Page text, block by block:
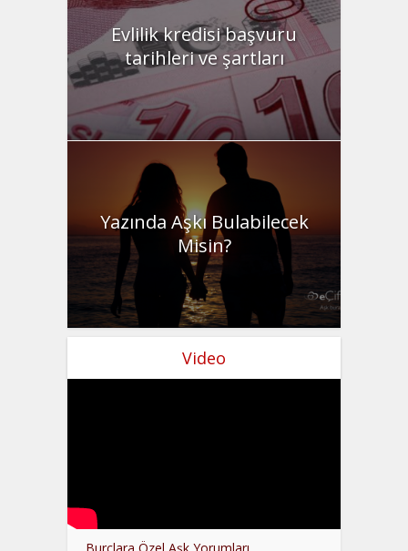
Evlilik kredisi başvuru
tarihleri ve şartları
Yazında Aşkı Bulabilecek
Misin?
Video